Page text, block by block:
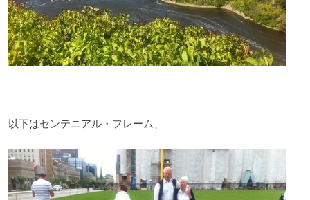
以下はセンテニアル・フレーム、